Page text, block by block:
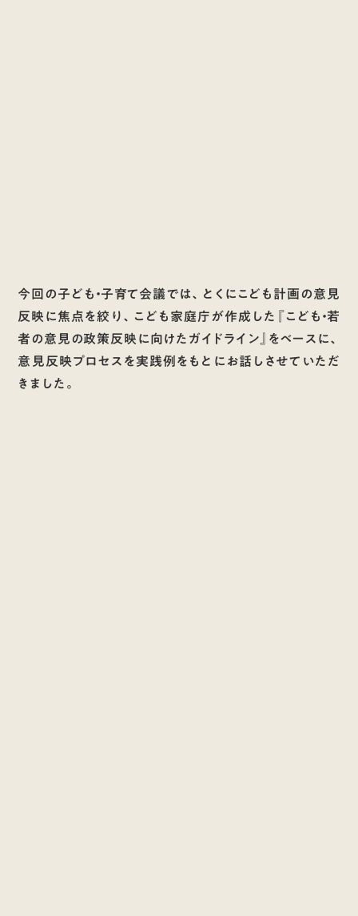
今回の子ども・子育て会議では、とくにこども計画の意見
反映に焦点を絞り、こども家庭庁が作成した『こども・若
者の意見の政策反映に向けたガイドライン』をベースに、
意見反映プロセスを実践例をもとにお話しさせていただ
きました。